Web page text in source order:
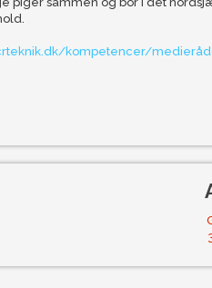
kompetencer/